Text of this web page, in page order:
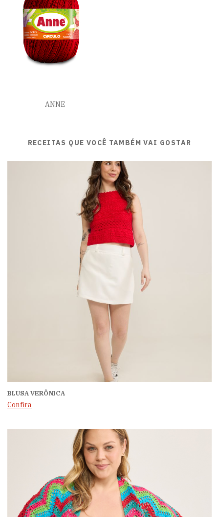
ANNE
RECEITAS QUE VOCÊ TAMBÉM VAI GOSTAR
BLUSA VERÔNICA
Confira